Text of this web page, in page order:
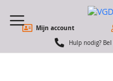
Mijn account
Hulp nodig? Bel